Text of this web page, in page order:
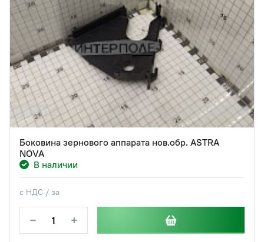
Боковина зернового аппарата нов.обр. ASTRA
NOVA
В наличии
с НДС / за
− +